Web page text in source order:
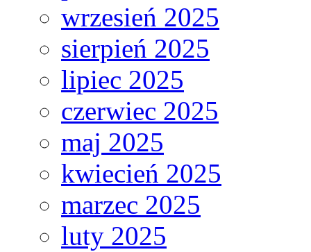
wrzesień 2025
sierpień 2025
lipiec 2025
czerwiec 2025
maj 2025
kwiecień 2025
marzec 2025
luty 2025